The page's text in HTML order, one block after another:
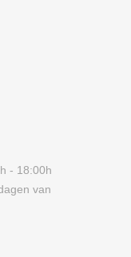
- 18:00h
van